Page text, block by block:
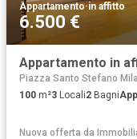
Appartamento·in affitto
6.500 €
Appartamento in
Piazza Santo Stefano
100 m²3 Locali2 Bagni
Nuova offerta da